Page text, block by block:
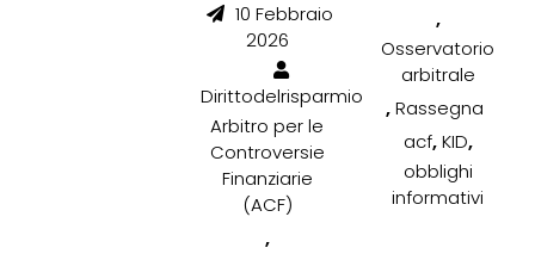
10 Febbraio
2026
Dirittodelrisparmio
Arbitro per le
Controversie
Finanziarie
(ACF)
,
,
Osservatorio
arbitrale
,Rassegna
acf,KID,
obblighi
informativi